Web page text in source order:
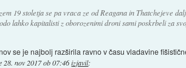
19 stoletja se pa vraca ze od Reagana in Thatchejeve
lahko kapitalisti z oborozenimi droni sami poskrbeli za
se je najbolj razširila ravno v času vladavine
28. nov 2017 ob 07:46 izjavil: